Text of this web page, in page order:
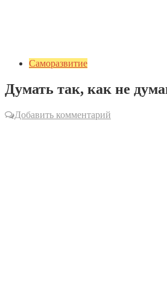
Саморазвитие
Думать так, как не
Добавить комментарий